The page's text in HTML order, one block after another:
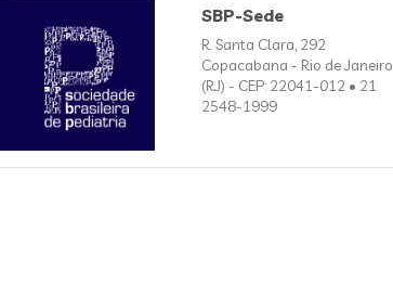
SBP-Sede
R. Santa Clara, 292
Copacabana - Rio de Janeiro
(RJ) - CEP: 22041-012 • 21
2548-1999